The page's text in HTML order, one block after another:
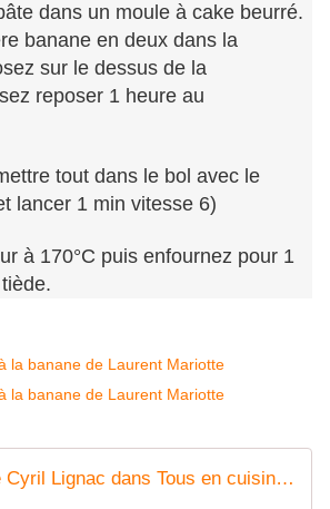
dans un moule à cake beurré.
banane en deux dans la
sur le dessus de la
reposer 1 heure au
tout dans le bol avec le
lancer 1 min vitesse 6)
à 170°C puis enfournez pour 1
Banana cake de Cyril Lignac dans Tous en cuisine - Mes Meilleures Recettes Faciles